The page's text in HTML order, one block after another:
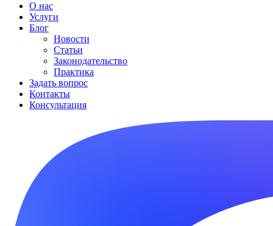
О нас
Услуги
Блог
Новости
Статьи
Законодательство
Практика
Задать вопрос
Контакты
Консультация